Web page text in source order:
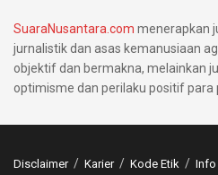
SuaraNusantara.com menerapkan
jurnalistik dan asas kemanusiaan
objektif dan bermakna, melainkan
optimisme dan perilaku positif para
Disclaimer Karier Kode Etik
Info